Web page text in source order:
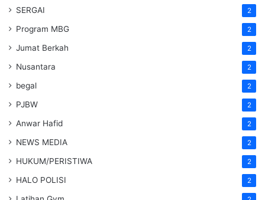
SERGAI 2
Program MBG 2
Jumat Berkah 2
Nusantara 2
begal 2
PJBW 2
Anwar Hafid 2
NEWS MEDIA 2
HUKUM/PERISTIWA 2
HALO POLISI 2